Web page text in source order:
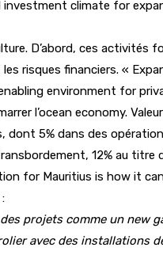
climate for
D’abord, ces
risques financiers. «
environment for
l’ocean economy.
5% dans des
12% au
for Mauritius is how it
projets comme un
avec des installations